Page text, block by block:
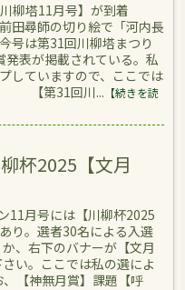
柳塔11月号】が到着
田尋師の切り絵で「河内長
号は第31回川柳塔まつり
発表が掲載されている。私
していますので、ここでは
【第31回川... 【続きを読
杯2025【文月
11月号には【川柳杯2025
り。選者30名による入選
、右下のバナーが【文月
い。ここでは私の選によ
【神無月賞】課題【呼